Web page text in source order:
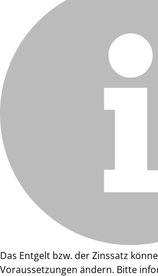
Das Entgelt bzw. der Zinssatz
Voraussetzungen ändern. Bitte